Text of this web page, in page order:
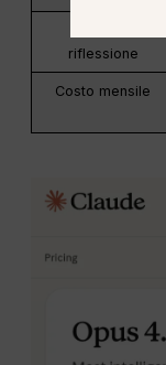
riflessione
Costo mensile